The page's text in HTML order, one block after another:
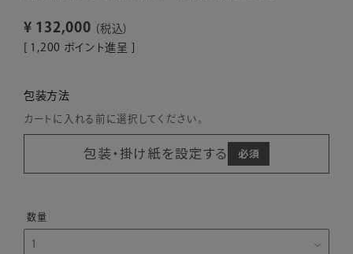
¥ 132,000
税込
[ 1,200 ポイント進呈 ]
包装方法
カートに入れる前に選択してください。
包装・掛け紙を設定する